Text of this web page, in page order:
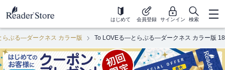
はじめて 会員登録 サインイン 検索
ぶる―ダークネス カラー版 To LOVEる―とらぶる―ダークネス カラー版 18